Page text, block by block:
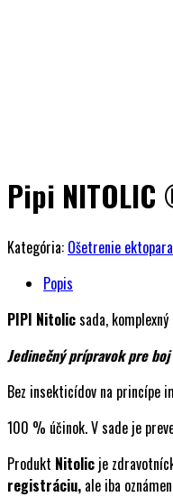
Pipi
Kategória: Ošetrenie
Popis
PIPI Nitolicsada,
Jedinečný prípravok pre
Bez insekticídov na princípe
100 % účinok. V sade je
Produkt Nitolic je
registráciu, ale iba